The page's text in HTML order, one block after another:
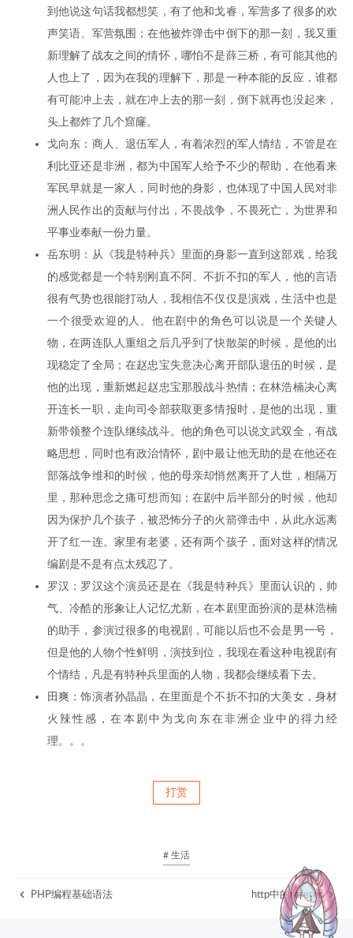
到他说这句话我都想笑，有了他和戈睿，军营多了很多的欢
声笑语、军营氛围；在他被炸弹击中倒下的那一刻，我又重
新理解了战友之间的情怀，哪怕不是薛三桥，有可能其他的
人也上了，因为在我的理解下，那是一种本能的反应，谁都
有可能冲上去，就在冲上去的那一刻，倒下就再也没起来，
头上都炸了几个窟窿。
戈向东：商人、退伍军人，有着浓烈的军人情结，不管是在
利比亚还是非洲，都为中国军人给予不少的帮助，在他看来
军民早就是一家人，同时他的身影，也体现了中国人民对非
洲人民作出的贡献与付出，不畏战争，不畏死亡，为世界和
平事业奉献一份力量。
岳东明：从《我是特种兵》里面的身影一直到这部戏，给我
的感觉都是一个特别刚直不阿、不折不扣的军人，他的言语
很有气势也很能打动人，我相信不仅仅是演戏，生活中也是
一个很受欢迎的人。他在剧中的角色可以说是一个关键人
物，在两连队人重组之后几乎到了快散架的时候，是他的出
现稳定了全局；在赵忠宝失意决心离开部队退伍的时候，是
他的出现，重新燃起赵忠宝那股战斗热情；在林浩楠决心离
开连长一职，走向司令部获取更多情报时，是他的出现，重
新带领整个连队继续战斗。他的角色可以说文武双全，有战
略思想，同时也有政治情怀，剧中最让他无助的是在他还在
部落战争维和的时候，他的母亲却悄然离开了人世，相隔万
里，那种思念之痛可想而知；在剧中后半部分的时候，他却
因为保护几个孩子，被恐怖分子的火箭弹击中，从此永远离
开了红一连。家里有老婆，还有两个孩子，面对这样的情况
编剧是不是有点太残忍了。
罗汉：罗汉这个演员还是在《我是特种兵》里面认识的，帅
气、冷酷的形象让人记忆尤新，在本剧里面扮演的是林浩楠
的助手，参演过很多的电视剧，可能以后也不会是男一号，
但是他的人物个性鲜明，演技到位，我现在看这种电视剧有
个情结，凡是有特种兵里面的人物，我都会继续看下去。
田爽：饰演者孙晶晶，在里面是个不折不扣的大美女，身材
火辣性感，在本剧中为戈向东在非洲企业中的得力经
理。。。
打赏
# 生活
PHP编程基础语法 http中的referer